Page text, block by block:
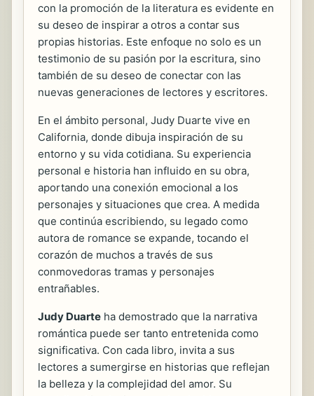
con la promoción de la literatura es evidente en
su deseo de inspirar a otros a contar sus
propias historias. Este enfoque no solo es un
testimonio de su pasión por la escritura, sino
también de su deseo de conectar con las
nuevas generaciones de lectores y escritores.
En el ámbito personal, Judy Duarte vive en
California, donde dibuja inspiración de su
entorno y su vida cotidiana. Su experiencia
personal e historia han influido en su obra,
aportando una conexión emocional a los
personajes y situaciones que crea. A medida
que continúa escribiendo, su legado como
autora de romance se expande, tocando el
corazón de muchos a través de sus
conmovedoras tramas y personajes
entrañables.
Judy Duarte ha demostrado que la narrativa
romántica puede ser tanto entretenida como
significativa. Con cada libro, invita a sus
lectores a sumergirse en historias que reflejan
la belleza y la complejidad del amor. Su